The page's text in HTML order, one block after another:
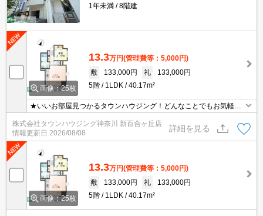
1年未満
8階建
画像：25枚
13.3万円(管理費等：5,000円)
敷
133,000円 礼
133,000円
5階
1LDK 40.17m²
★いいお部屋見つかるタウンハウジング！どんなことでもお気軽に
ご相談ください♪★
株式会社タウンハウジング神奈川 新百合ヶ丘店
情報更新日 2026/08/08
詳細を見る
画像：25枚
13.3万円(管理費等：5,000円)
敷
133,000円 礼
133,000円
5階
1LDK 40.17m²